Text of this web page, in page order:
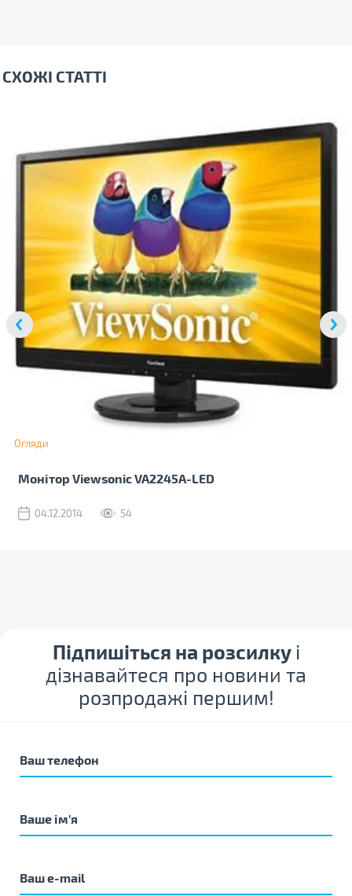
СХОЖІ СТАТТІ
Огляди
Монітор Viewsonic VA2245A-LED
04.12.2014 54
Підпишіться на розсилку і
дізнавайтеся про новини та
розпродажі першим!